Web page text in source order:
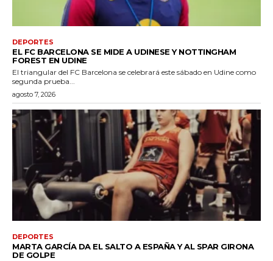
DEPORTES
EL FC BARCELONA SE MIDE A UDINESE Y NOTTINGHAM
FOREST EN UDINE
El triangular del FC Barcelona se celebrará este sábado en Udine como
segunda prueba...
agosto 7, 2026
DEPORTES
MARTA GARCÍA DA EL SALTO A ESPAÑA Y AL SPAR GIRONA
DE GOLPE